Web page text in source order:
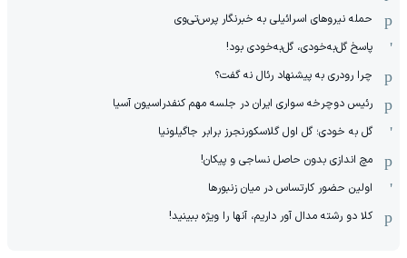
حمله نیروهای اسرائیلی به خبرنگار پرس‌تی‌وی
پاسخ گل‌به‌خودی، گل‌به‌خودی بود!
چرا رودری به پیشنهاد رئال نه گفت؟
رئیس دوچرخه سواری ایران در جلسه مهم کنفدراسیون آسیا
گل به خودی؛ گل اول گلاسکورنجرز برابر جاگیلونیا
مچ اندازی بدون حاصل نساجی و پیکان!
اولین حضور کارتساس در میان زنبورها
کلا دو‌ رشته مدال آور داریم، آنها را ویژه ببینید!